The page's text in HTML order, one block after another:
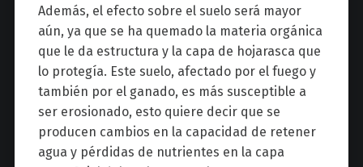
Además, el efecto sobre el suelo será mayor
aún, ya que se ha quemado la materia orgánica
que le da estructura y la capa de hojarasca que
lo protegía. Este suelo, afectado por el fuego y
también por el ganado, es más susceptible a
ser erosionado, esto quiere decir que se
producen cambios en la capacidad de retener
agua y pérdidas de nutrientes en la capa